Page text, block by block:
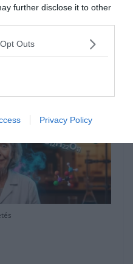
further disclose it to other
Outs
Privacy Policy
YouTube
egy kis